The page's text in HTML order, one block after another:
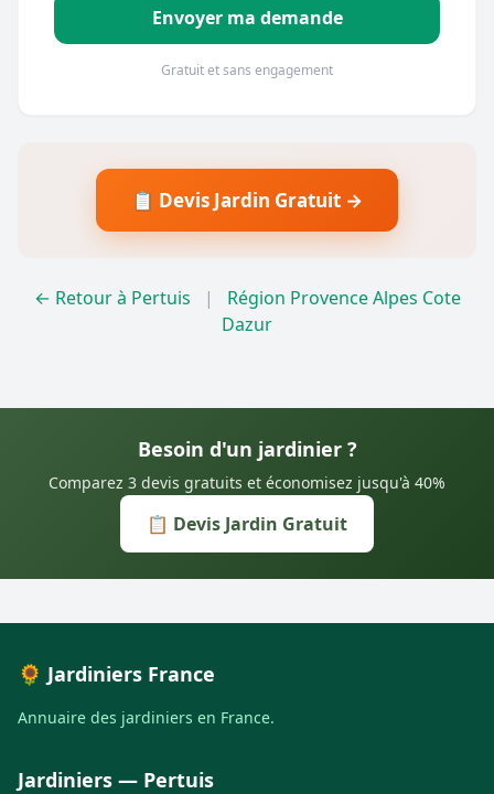
Envoyer ma demande
Gratuit et sans engagement
📋 Devis Jardin Gratuit →
← Retour à Pertuis |
Région Provence Alpes Cote
Dazur
Besoin d'un jardinier ?
Comparez 3 devis gratuits et économisez jusqu'à 40%
📋 Devis Jardin Gratuit
🌻 Jardiniers France
Annuaire des jardiniers en France.
Jardiniers — Pertuis